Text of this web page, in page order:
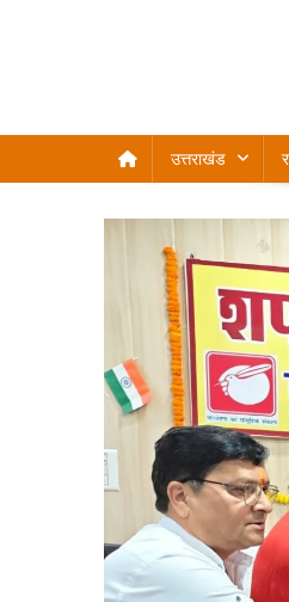
उत्तराखंड